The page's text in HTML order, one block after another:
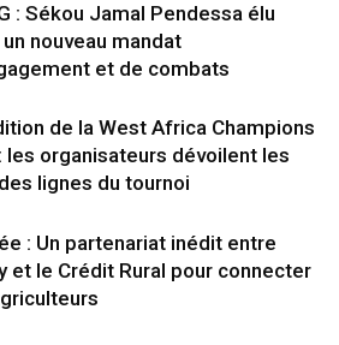
: Sékou Jamal Pendessa élu
nouveau mandat
et de combats
de la West Africa Champions
les organisateurs dévoilent les
lignes du tournoi
: Un partenariat inédit entre
et le Crédit Rural pour connecter